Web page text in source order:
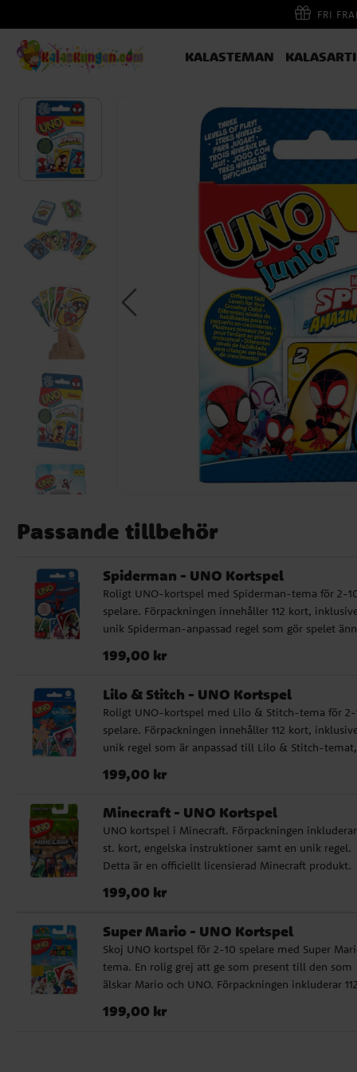
FRI
KALASTEMAN
Passande tillbehör
Spiderman - UNO Kortspel
Roligt UNO-kortspel med Spiderman-tema för 2-
spelare. Förpackningen innehåller 112 kort,
unik Spiderman-anpassad regel som gör spelet
Perfekt för barn från 7 år och uppåt som älskar
från Mattel.
Pris: 199,00 kr
199,00 kr
Lilo & Stitch - UNO Kortspel
Roligt UNO-kortspel med Lilo & Stitch-tema för 2-
spelare. Förpackningen innehåller 112 kort,
unik regel som är anpassad till Lilo & Stitch-temat,
år och uppåt som älskar Lilo & Stitch! Detta är en
Pris: 199,00 kr
199,00 kr
Minecraft - UNO Kortspel
UNO kortspel i Minecraft. Förpackningen inkluderar
st. kort, engelska instruktioner samt en unik regel.
Detta är en officiellt licensierad Minecraft produkt.
Pris: 199,00 kr
199,00 kr
Super Mario - UNO Kortspel
Skoj UNO kortspel för 2-10 spelare med Super
tema. En rolig grej att ge som present till den som
älskar Mario och UNO. Förpackningen inkluderar
är en officiellt licensierad produkt.
Pris: 199,00 kr
199,00 kr